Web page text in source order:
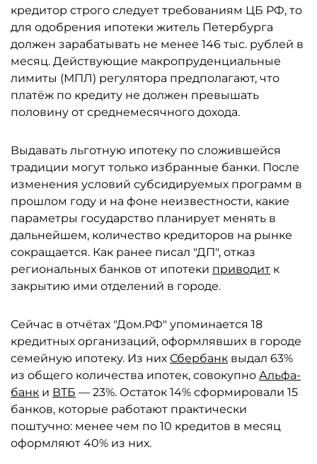
кредитор строго следует требованиям ЦБ РФ, то
для одобрения ипотеки житель Петербурга
должен зарабатывать не менее 146 тыс. рублей в
месяц. Действующие макропруденциальные
лимиты (МПЛ) регулятора предполагают, что
платёж по кредиту не должен превышать
половину от среднемесячного дохода.
Выдавать льготную ипотеку по сложившейся
традиции могут только избранные банки. После
изменения условий субсидируемых программ в
прошлом году и на фоне неизвестности, какие
параметры государство планирует менять в
дальнейшем, количество кредиторов на рынке
сокращается. Как ранее писал "ДП", отказ
региональных банков от ипотеки приводит к
закрытию ими отделений в городе.
Сейчас в отчётах "Дом.РФ" упоминается 18
кредитных организаций, оформлявших в городе
семейную ипотеку. Из них Сбербанк выдал 63%
из общего количества ипотек, совокупно Альфа-
банк и ВТБ — 23%. Остаток 14% сформировали 15
банков, которые работают практически
поштучно: менее чем по 10 кредитов в месяц
оформляют 40% из них.